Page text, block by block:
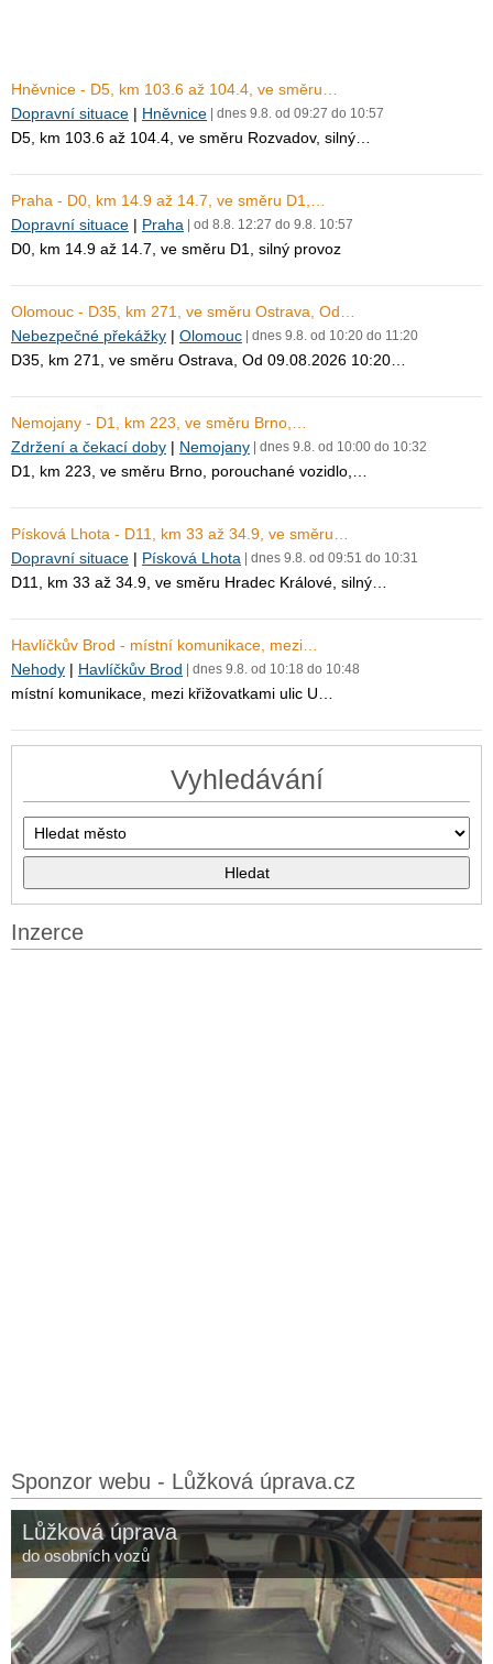
Hněvnice - D5, km 103.6 až 104.4, ve směru…
Dopravní situace | Hněvnice | dnes 9.8. od 09:27 do 10:57
D5, km 103.6 až 104.4, ve směru Rozvadov, silný…
Praha - D0, km 14.9 až 14.7, ve směru D1,…
Dopravní situace | Praha | od 8.8. 12:27 do 9.8. 10:57
D0, km 14.9 až 14.7, ve směru D1, silný provoz
Olomouc - D35, km 271, ve směru Ostrava, Od…
Nebezpečné překážky | Olomouc | dnes 9.8. od 10:20 do 11:20
D35, km 271, ve směru Ostrava, Od 09.08.2026 10:20…
Nemojany - D1, km 223, ve směru Brno,…
Zdržení a čekací doby | Nemojany | dnes 9.8. od 10:00 do 10:32
D1, km 223, ve směru Brno, porouchané vozidlo,…
Písková Lhota - D11, km 33 až 34.9, ve směru…
Dopravní situace | Písková Lhota | dnes 9.8. od 09:51 do 10:31
D11, km 33 až 34.9, ve směru Hradec Králové, silný…
Havlíčkův Brod - místní komunikace, mezi…
Nehody | Havlíčkův Brod | dnes 9.8. od 10:18 do 10:48
místní komunikace, mezi křižovatkami ulic U…
Vyhledávání
Inzerce
Sponzor webu - Lůžková úprava.cz
Lůžková úprava
do osobních vozů